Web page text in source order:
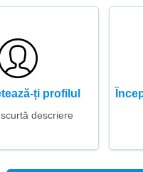
ți profilul
descriere